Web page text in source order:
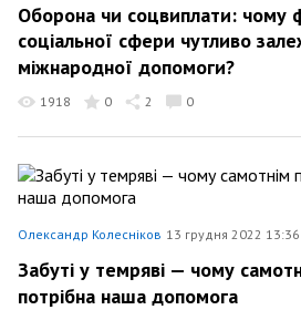
Оборона чи соцвиплати: чому
соціальної сфери чутливо
міжнародної допомоги?
1918 0 2 0
Олександр Колесніков 13 грудня 2022 13:36
Забуті у темряві — чому
потрібна наша допомога